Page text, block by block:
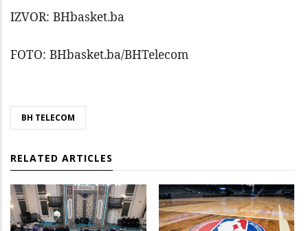
IZVOR: BHbasket.ba
FOTO: BHbasket.ba/BHTelecom
BH TELECOM
RELATED ARTICLES